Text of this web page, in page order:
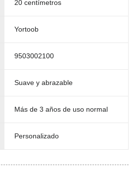
20 centímetros
Yortoob
9503002100
Suave y abrazable
Más de 3 años de uso normal
Personalizado